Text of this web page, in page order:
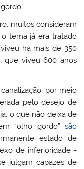
muitos consideram
o tema já era tratado
há mais de 350
que viveu 600 anos
por meio
pelo desejo de
o que não deixa de
“olho gordo” são
estado de
de inferioridade -
julgam capazes de